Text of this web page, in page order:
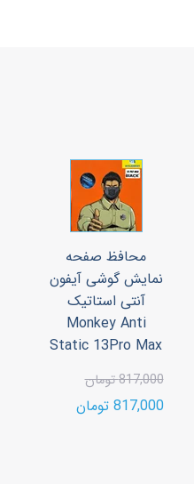
محافظ صفحه
نمایش گوشی آیفون
آنتی استاتیک
Monkey Anti
Static 13Pro Max
817,000 تومان
817,000 تومان